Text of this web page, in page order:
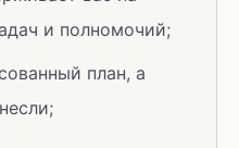
и полномочий;
план, а